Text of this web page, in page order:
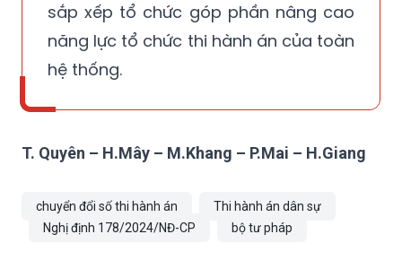
sắp xếp tổ chức góp phần nâng cao
năng lực tổ chức thi hành án của toàn
hệ thống.
T. Quyên – H.Mây – M.Khang – P.Mai – H.Giang
chuyển đổi số thi hành án
Thi hành án dân sự
Nghị định 178/2024/NĐ-CP
bộ tư pháp